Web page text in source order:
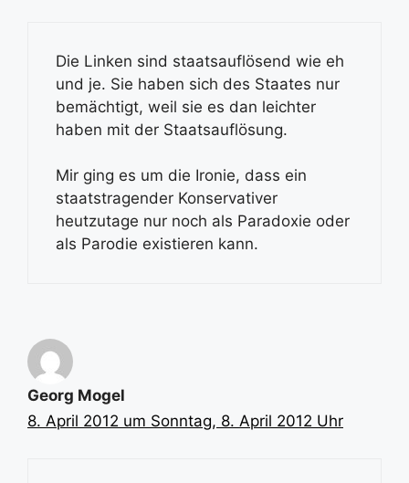
Die Linken sind staatsauflösend wie eh
und je. Sie haben sich des Staates nur
bemächtigt, weil sie es dan leichter
haben mit der Staatsauflösung.
Mir ging es um die Ironie, dass ein
staatstragender Konservativer
heutzutage nur noch als Paradoxie oder
als Parodie existieren kann.
Georg Mogel
8. April 2012 um Sonntag, 8. April 2012 Uhr